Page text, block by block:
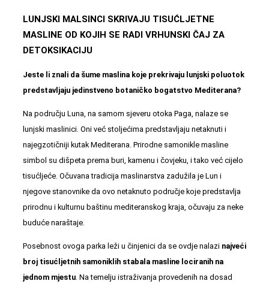
LUNJSKI MALSINCI SKRIVAJU TISUĆLJETNE
MASLINE OD KOJIH SE RADI VRHUNSKI ČAJ ZA
DETOKSIKACIJU
Jeste li znali da šume maslina koje prekrivaju lunjski poluotok
predstavljaju jedinstveno botaničko bogatstvo Mediterana?
Na području Luna, na samom sjeveru otoka Paga, nalaze se
lunjski maslinici . Oni već stoljećima predstavljaju netaknuti i
najegzotičniji kutak Mediterana. Prirodne samonikle masline
simbol su dišpeta prema buri, kamenu i čovjeku, i tako već cijelo
tisućljeće. Očuvana tradicija maslinarstva zadužila je Lun i
njegove stanovnike da ovo netaknuto područje koje predstavlja
prirodnu i kulturnu baštinu mediteranskog kraja, očuvaju za neke
buduće naraštaje.
Posebnost ovoga parka leži u činjenici da se ovdje nalazi najveći
broj tisućljetnih samoniklih stabala masline lociranih na
jednom mjestu . Na temelju istraživanja provedenih na dosad